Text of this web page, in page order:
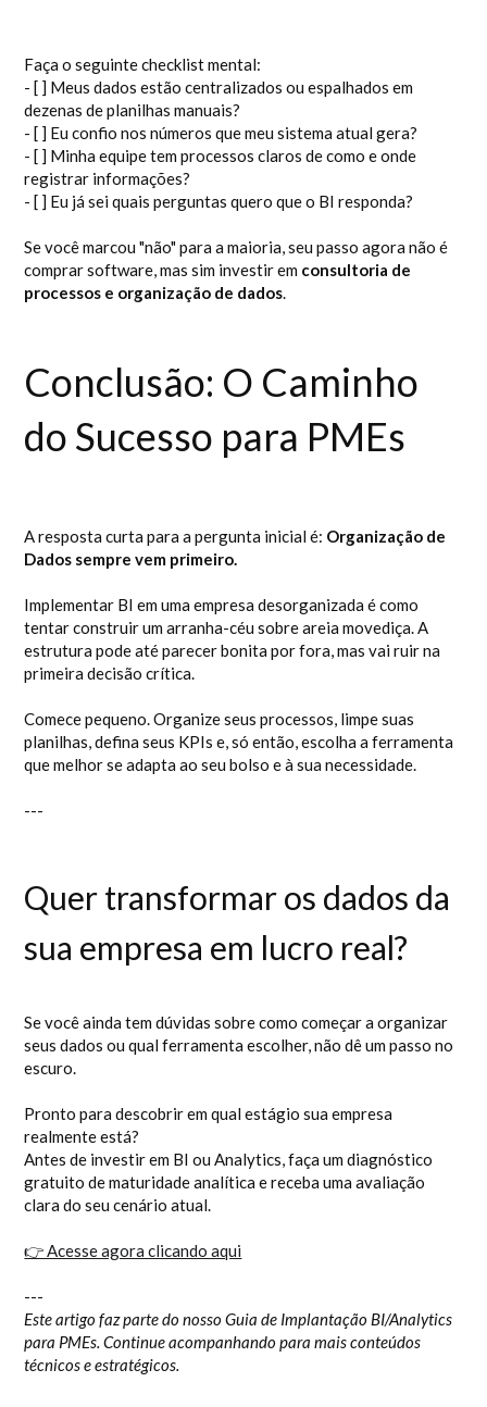
Faça o seguinte checklist mental:
- [ ] Meus dados estão centralizados ou espalhados em
dezenas de planilhas manuais?
- [ ] Eu confio nos números que meu sistema atual gera?
- [ ] Minha equipe tem processos claros de como e onde
registrar informações?
- [ ] Eu já sei quais perguntas quero que o BI responda?
Se você marcou "não" para a maioria, seu passo agora não é
comprar software, mas sim investir em consultoria de
processos e organização de dados.
Conclusão: O Caminho
do Sucesso para PMEs
A resposta curta para a pergunta inicial é: Organização de
Dados sempre vem primeiro.
Implementar BI em uma empresa desorganizada é como
tentar construir um arranha-céu sobre areia movediça. A
estrutura pode até parecer bonita por fora, mas vai ruir na
primeira decisão crítica.
Comece pequeno. Organize seus processos, limpe suas
planilhas, defina seus KPIs e, só então, escolha a ferramenta
que melhor se adapta ao seu bolso e à sua necessidade.
---
Quer transformar os dados da
sua empresa em lucro real?
Se você ainda tem dúvidas sobre como começar a organizar
seus dados ou qual ferramenta escolher, não dê um passo no
escuro.
Pronto para descobrir em qual estágio sua empresa
realmente está?
Antes de investir em BI ou Analytics, faça um diagnóstico
gratuito de maturidade analítica e receba uma avaliação
clara do seu cenário atual.
👉 Acesse agora clicando aqui
---
Este artigo faz parte do nosso Guia de Implantação BI/Analytics
para PMEs. Continue acompanhando para mais conteúdos
técnicos e estratégicos.